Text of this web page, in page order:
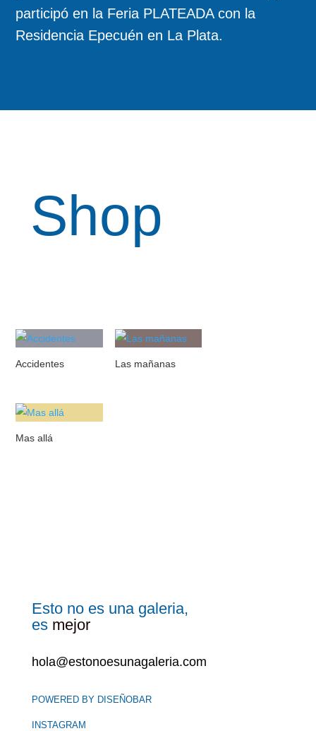
participó en la Feria PLATEADA con la
Residencia Epecuén en La Plata.
Shop
Accidentes Las mañanas
Mas allá
Esto no es una galeria,
esmejor
hola@estonoesunagaleria.com
POWERED BY DISEÑOBAR
INSTAGRAM